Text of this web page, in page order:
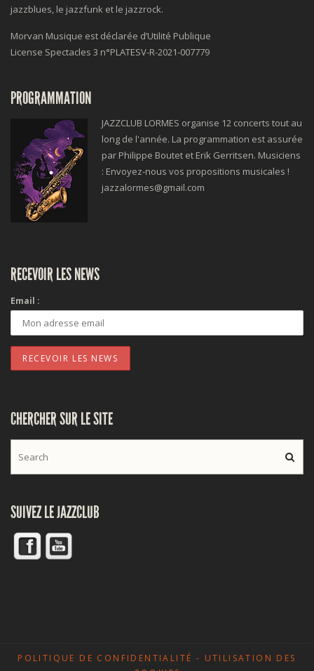
jazzblues, le jazzfunk et le jazzrock.
Morvan Musique est déclarée d’Utilité Publique
License Spectacles 3 n°PLATESV-R-2021-007779
PROGRAMMATION
JAZZCLUB LORMES organise 12 concerts tout au
long de l'année. La programmation est assurée
par Philippe Boutet et Erik Gerritsen. Musiciens
: Envoyez-nous vos propositions musicales !
jazzalormes@gmail.com
RECEVOIR LES NEWS
Email :
CHERCHER SUR LE SITE
SUIVEZ LE JAZZCLUB
POLITIQUE DE CONFIDENTIALITÉ - UTILISATION DES